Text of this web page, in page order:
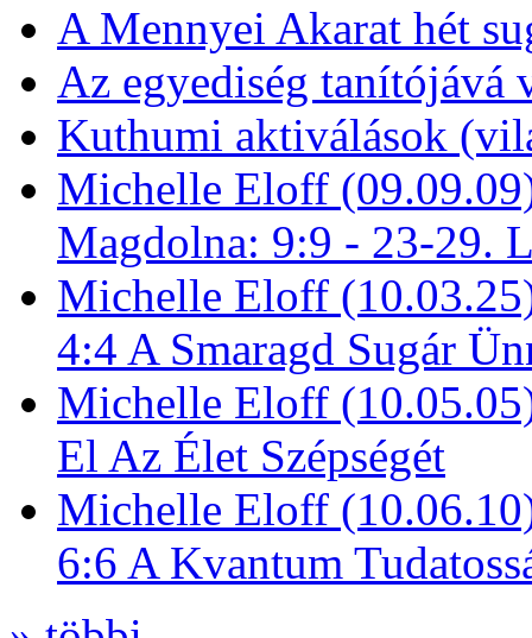
A Mennyei Akarat hét
Az egyediség tanítójává
Kuthumi aktiválások
Michelle Eloff
Magdolna: 9:9 - 23-29.
Michelle Eloff
4:4 A Smaragd Sugár
Michelle Eloff
El Az Élet Szépségét
Michelle Eloff
6:6 A Kvantum